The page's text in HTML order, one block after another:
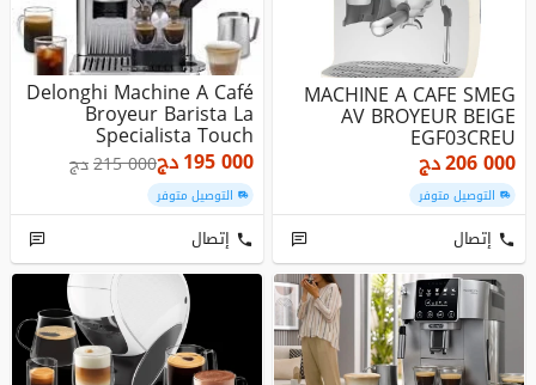
MACHINE A CAFE SMEG
AV BROYEUR BEIGE
EGF03CREU
206 000دج
التوصيل متوفر
إتصال
Delonghi Machine A Café
Broyeur Barista La
Specialista Touch
EC9455.M-...
195 000دج215 000دج
التوصيل متوفر
إتصال